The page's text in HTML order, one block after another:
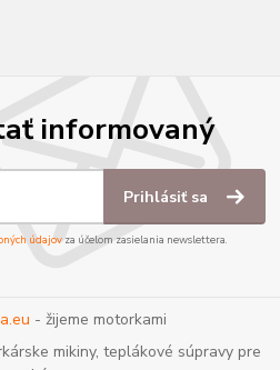
informovaný
Prihlásiť sa
údajov za účelom zasielania newslettera.
- žijeme motorkami
mikiny, teplákové súpravy pre